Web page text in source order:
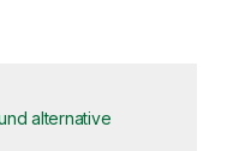
alternative